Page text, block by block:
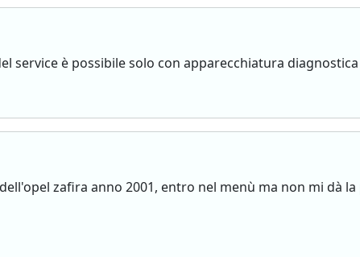
service è possibile solo con apparecchiatura
zafira anno 2001, entro nel menù ma non mi dà